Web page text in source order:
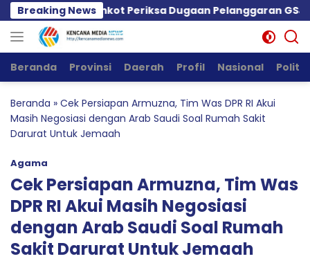
Langsung
ke
konten
Breaking News
Pemkot Periksa Dugaan Pelanggaran GSJ dan Tata
Beranda Provinsi Daerah Profil Nasional Politik
Beranda » Cek Persiapan Armuzna, Tim Was DPR RI Akui
Masih Negosiasi dengan Arab Saudi Soal Rumah Sakit
Darurat Untuk Jemaah
Agama
Cek Persiapan Armuzna, Tim Was
DPR RI Akui Masih Negosiasi
dengan Arab Saudi Soal Rumah
Sakit Darurat Untuk Jemaah